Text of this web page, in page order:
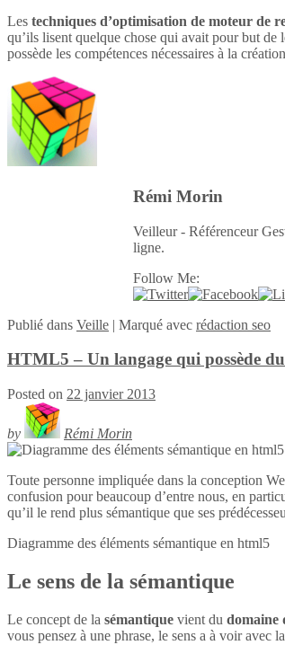
Les techniques d’optimisation de moteur de
qu’ils lisent quelque chose qui avait pour but
possède les compétences nécessaires à la
Rémi Morin
Veilleur - Référenceur
ligne.
Follow Me:
Publié dans Veille | Marqué avec rédaction seo
HTML5 – Un langage qui possède du
Posted on 22 janvier 2013
by Rémi Morin
Toute personne impliquée dans la conception
confusion pour beaucoup d’entre nous, en
qu’il le rend plus sémantique que ses
Diagramme des éléments sémantique en html5
Le sens de la sémantique
Le concept de la sémantique vient du domaine
vous pensez à une phrase, le sens a à voir avec